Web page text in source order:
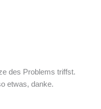
des Problems triffst.
etwas, danke.